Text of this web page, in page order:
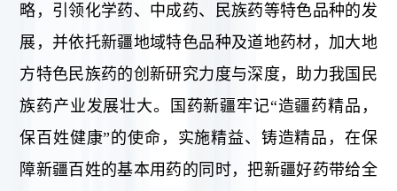
略，引领化学药、中成药、民族药等特色品种的发
展，并依托新疆地域特色品种及道地药材，加大地
方特色民族药的创新研究力度与深度，助力我国民
族药产业发展壮大。国药新疆牢记“造疆药精品，
保百姓健康”的使命，实施精益、铸造精品，在保
障新疆百姓的基本用药的同时，把新疆好药带给全